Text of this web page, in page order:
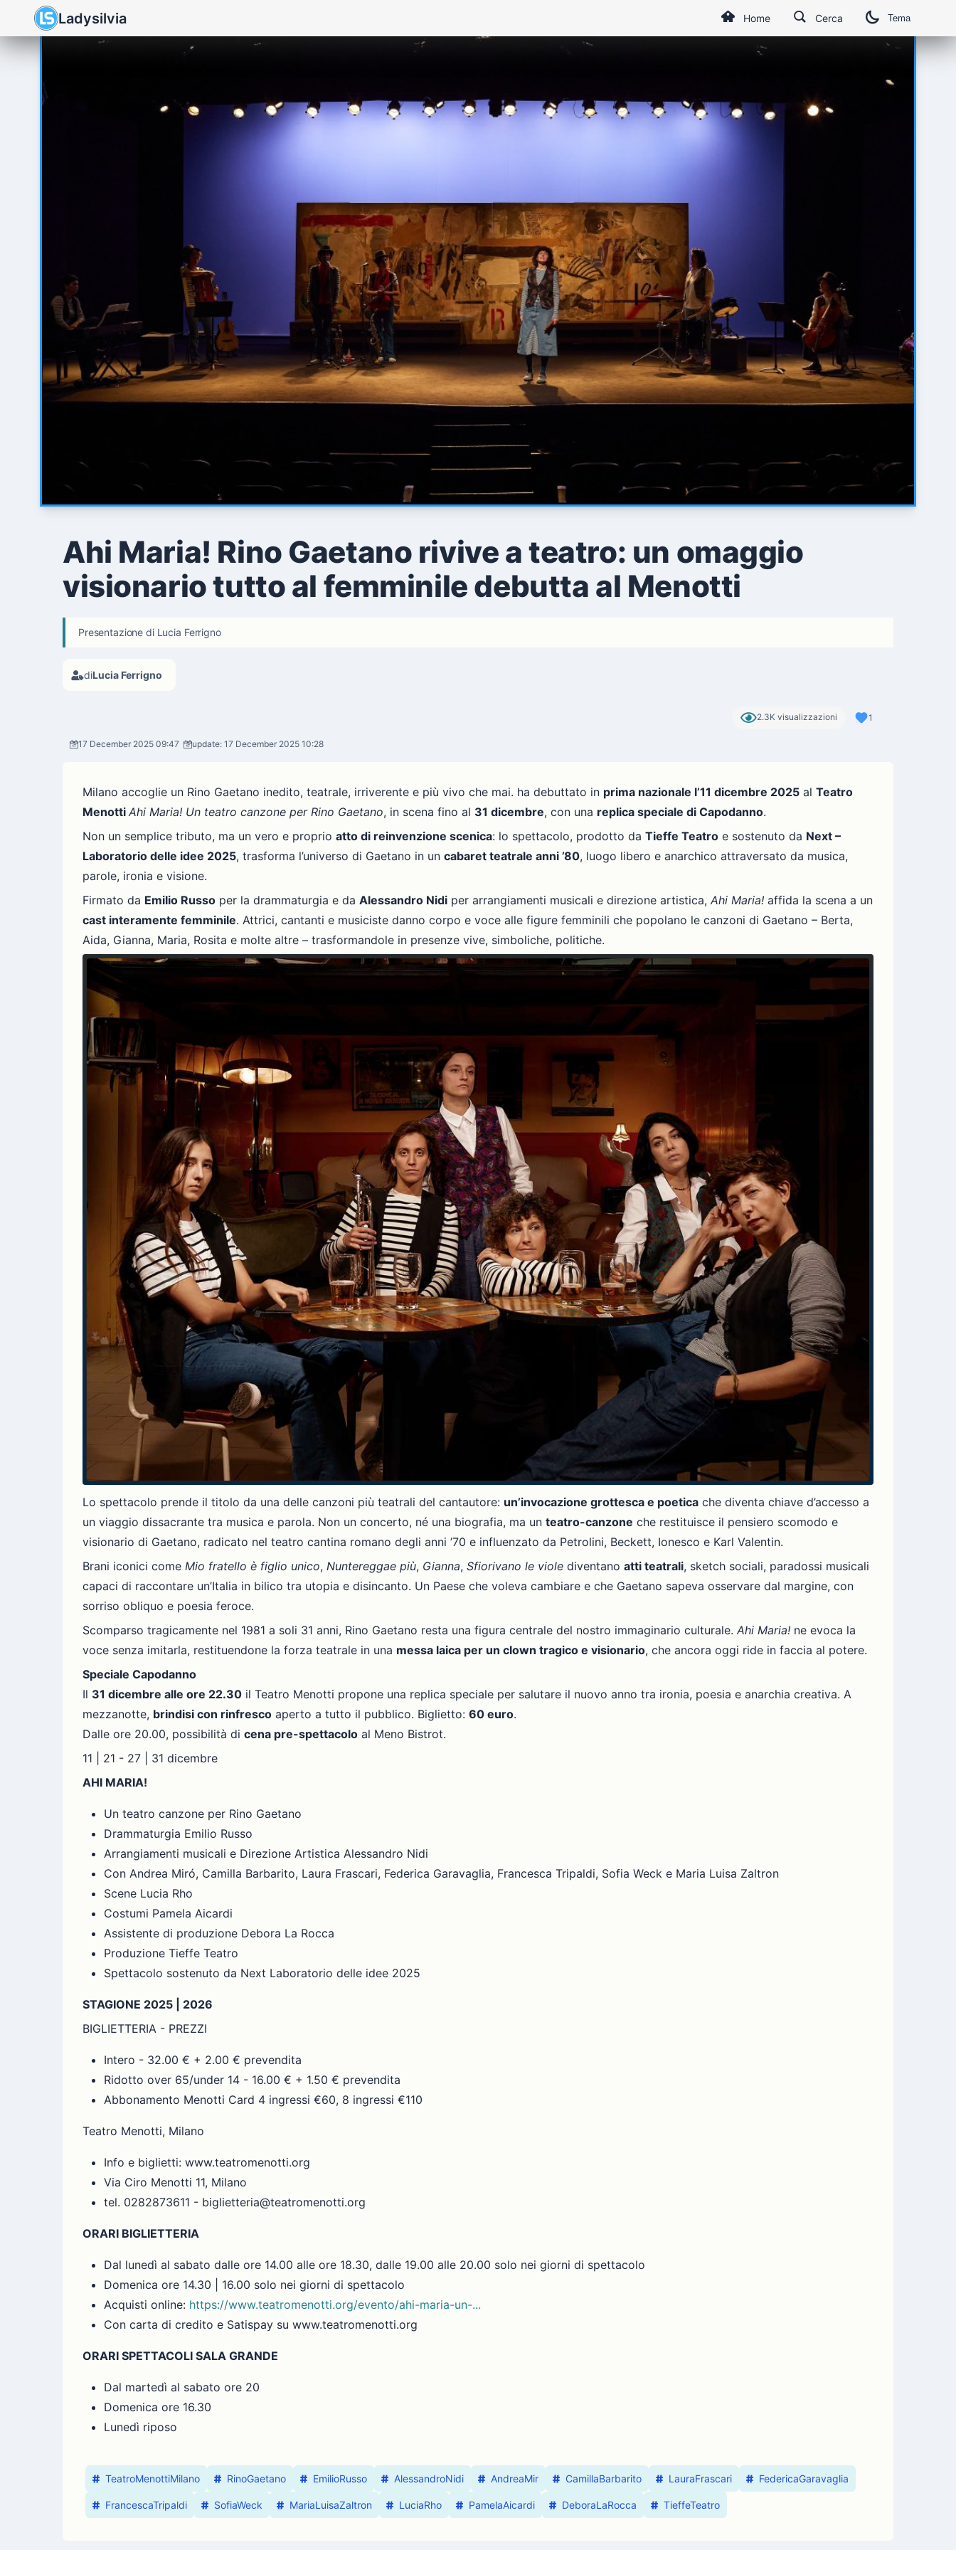
Ladysilvia Home Cerca Tema
Ahi Maria! Rino Gaetano rivive a teatro: un omaggio
visionario tutto al femminile debutta al Menotti
Presentazione di Lucia Ferrigno
diLucia Ferrigno
2.3K visualizzazioni 1
17 December 2025 09:47 update: 17 December 2025 10:28
Milano accoglie un Rino Gaetano inedito, teatrale, irriverente e più vivo che mai. ha debuttato in prima nazionale l’11 dicembre 2025 al Teatro
Menotti Ahi Maria! Un teatro canzone per Rino Gaetano, in scena fino al 31 dicembre, con una replica speciale di Capodanno.
Non un semplice tributo, ma un vero e proprio atto di reinvenzione scenica: lo spettacolo, prodotto da Tieffe Teatro e sostenuto da Next –
Laboratorio delle idee 2025, trasforma l’universo di Gaetano in un cabaret teatrale anni ’80, luogo libero e anarchico attraversato da musica,
parole, ironia e visione.
Firmato da Emilio Russo per la drammaturgia e da Alessandro Nidi per arrangiamenti musicali e direzione artistica, Ahi Maria! affida la scena a un
cast interamente femminile. Attrici, cantanti e musiciste danno corpo e voce alle figure femminili che popolano le canzoni di Gaetano – Berta,
Aida, Gianna, Maria, Rosita e molte altre – trasformandole in presenze vive, simboliche, politiche.
Lo spettacolo prende il titolo da una delle canzoni più teatrali del cantautore: un’invocazione grottesca e poetica che diventa chiave d’accesso a
un viaggio dissacrante tra musica e parola. Non un concerto, né una biografia, ma un teatro-canzone che restituisce il pensiero scomodo e
visionario di Gaetano, radicato nel teatro cantina romano degli anni ’70 e influenzato da Petrolini, Beckett, Ionesco e Karl Valentin.
Brani iconici come Mio fratello è figlio unico, Nuntereggae più, Gianna, Sfiorivano le viole diventano atti teatrali, sketch sociali, paradossi musicali
capaci di raccontare un’Italia in bilico tra utopia e disincanto. Un Paese che voleva cambiare e che Gaetano sapeva osservare dal margine, con
sorriso obliquo e poesia feroce.
Scomparso tragicamente nel 1981 a soli 31 anni, Rino Gaetano resta una figura centrale del nostro immaginario culturale. Ahi Maria! ne evoca la
voce senza imitarla, restituendone la forza teatrale in una messa laica per un clown tragico e visionario, che ancora oggi ride in faccia al potere.
Speciale Capodanno
Il 31 dicembre alle ore 22.30 il Teatro Menotti propone una replica speciale per salutare il nuovo anno tra ironia, poesia e anarchia creativa. A
mezzanotte, brindisi con rinfresco aperto a tutto il pubblico. Biglietto: 60 euro.
Dalle ore 20.00, possibilità di cena pre-spettacolo al Meno Bistrot.
11 | 21 - 27 | 31 dicembre
AHI MARIA!
Un teatro canzone per Rino Gaetano
Drammaturgia Emilio Russo
Arrangiamenti musicali e Direzione Artistica Alessandro Nidi
Con Andrea Miró, Camilla Barbarito, Laura Frascari, Federica Garavaglia, Francesca Tripaldi, Sofia Weck e Maria Luisa Zaltron
Scene Lucia Rho
Costumi Pamela Aicardi
Assistente di produzione Debora La Rocca
Produzione Tieffe Teatro
Spettacolo sostenuto da Next Laboratorio delle idee 2025
STAGIONE 2025 | 2026
BIGLIETTERIA - PREZZI
Intero - 32.00 € + 2.00 € prevendita
Ridotto over 65/under 14 - 16.00 € + 1.50 € prevendita
Abbonamento Menotti Card 4 ingressi €60, 8 ingressi €110
Teatro Menotti, Milano
Info e biglietti: www.teatromenotti.org
Via Ciro Menotti 11, Milano
tel. 0282873611 - biglietteria@teatromenotti.org
ORARI BIGLIETTERIA
Dal lunedì al sabato dalle ore 14.00 alle ore 18.30, dalle 19.00 alle 20.00 solo nei giorni di spettacolo
Domenica ore 14.30 | 16.00 solo nei giorni di spettacolo
Acquisti online: https://www.teatromenotti.org/evento/ahi-maria-un-...
Con carta di credito e Satispay su www.teatromenotti.org
ORARI SPETTACOLI SALA GRANDE
Dal martedì al sabato ore 20
Domenica ore 16.30
Lunedì riposo
TeatroMenottiMilano RinoGaetano EmilioRusso AlessandroNidi AndreaMir CamillaBarbarito LauraFrascari FedericaGaravaglia
FrancescaTripaldi SofiaWeck MariaLuisaZaltron LuciaRho PamelaAicardi DeboraLaRocca TieffeTeatro